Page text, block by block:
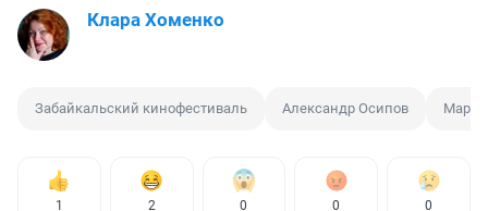
Клара Хоменко
Забайкальский кинофестиваль Александр Осипов Мария
1 2 0 0 0